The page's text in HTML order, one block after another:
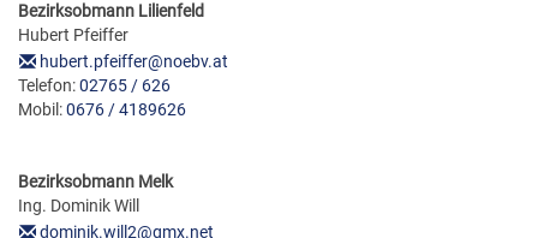
Bezirksobmann Lilienfeld
Hubert Pfeiffer
hubert.pfeiffer@noebv.at
Telefon:02765 / 626
Mobil:0676 / 4189626
Bezirksobmann Melk
Ing. Dominik Will
dominik.will2@gmx.net